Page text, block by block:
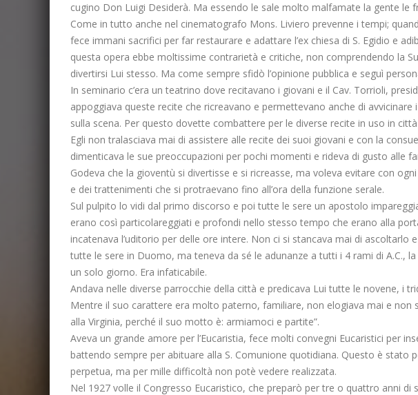
cugino Don Luigi Desiderà. Ma essendo le sale molto malfamate la gente
Come in tutto anche nel cinematografo Mons. Liviero prevenne i tempi;
fece immani sacrifici per far restaurare e adattare l’ex chiesa di S. Egidio e
questa opera ebbe moltissime contrarietà e critiche, non comprendendo la
divertirsi Lui stesso. Ma come sempre sfidò l’opinione pubblica e seguì
In seminario c’era un teatrino dove recitavano i giovani e il Cav. Torrioli,
appoggiava queste recite che ricreavano e permettevano anche di
sulla scena. Per questo dovette combattere per le diverse recite in uso in
Egli non tralasciava mai di assistere alle recite dei suoi giovani e con la
dimenticava le sue preoccupazioni per pochi momenti e rideva di gusto alle
Godeva che la gioventù si divertisse e si ricreasse, ma voleva evitare con
e dei trattenimenti che si protraevano fino all’ora della funzione serale.
Sul pulpito lo vidi dal primo discorso e poi tutte le sere un apostolo
erano così particolareggiati e profondi nello stesso tempo che erano alla
incatenava l’uditorio per delle ore intere. Non ci si stancava mai di
tutte le sere in Duomo, ma teneva da sé le adunanze a tutti i 4 rami di A.C.,
un solo giorno. Era infaticabile.
Andava nelle diverse parrocchie della città e predicava Lui tutte le novene, i
Mentre il suo carattere era molto paterno, familiare, non elogiava mai e
alla Virginia, perché il suo motto è: armiamoci e partite”.
Aveva un grande amore per l’Eucaristia, fece molti convegni Eucaristici per
battendo sempre per abituare alla S. Comunione quotidiana. Questo è stato
perpetua, ma per mille difficoltà non potè vedere realizzata.
Nel 1927 volle il Congresso Eucaristico, che preparò per tre o quattro anni